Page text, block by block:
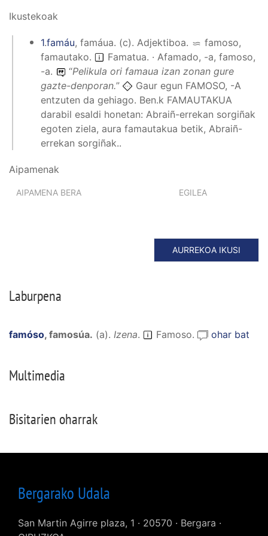
Ikustekoak
1.famáu, famáua. (c). Adjektiboa.
famoso,
famautako.
Famatua. · Afamado, -a, famoso,
-a.
“Pelikula ori famaua izan zonan gure
gazte-denporan.”
Gaur egun FAMOSO, -A
entzuten da gehiago. Ben.k FAMAUTAKUA
darabil esaldi honetan: Abraiñ-errekan sorgiñak
egoten ziela, aura famautakua betik, Abraiñ-
errekan sorgiñak..
Aipamenak
AIPAMENA BERA EGILEA
AURREKOA IKUSI
Laburpena
famóso, famosúa. (a). Izena. Famoso. ohar bat
Multimedia
Bisitarien oharrak
Bergarako Udala
San Martin Agirre plaza, 1 · 20570 · Bergara ·